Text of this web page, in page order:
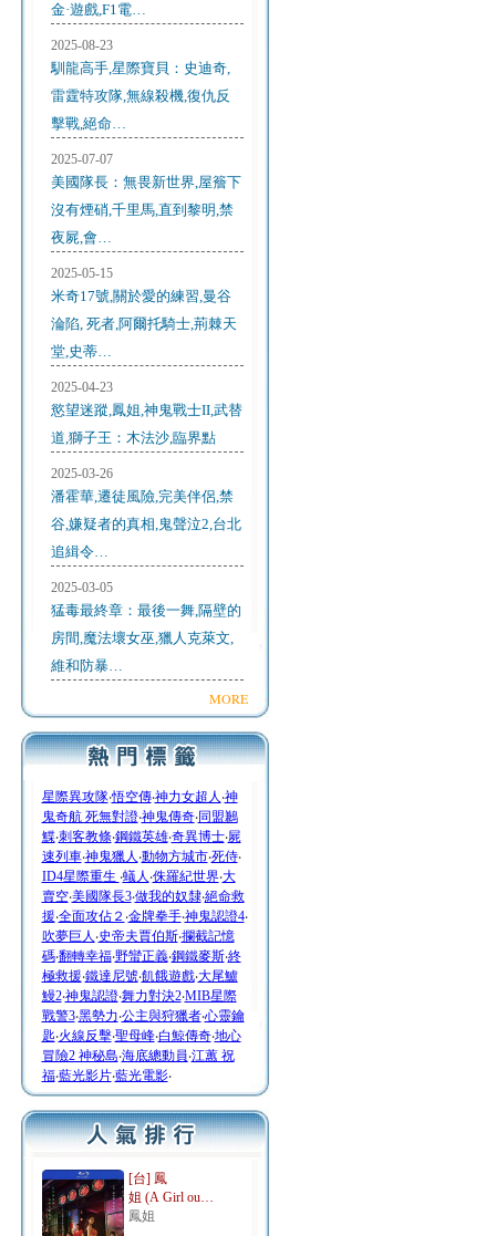
金·遊戲,F1電…
2025-08-23
馴龍高手,星際寶貝：史迪奇,
雷霆特攻隊,無線殺機,復仇反
擊戰,絕命…
2025-07-07
美國隊長：無畏新世界,屋簷下
沒有煙硝,千里馬,直到黎明,禁
夜屍,會…
2025-05-15
米奇17號,關於愛的練習,曼谷
淪陷, 死者,阿爾托騎士,荊棘天
堂,史蒂…
2025-04-23
慾望迷蹤,鳳姐,神鬼戰士II,武替
道,獅子王：木法沙,臨界點
2025-03-26
潘霍華,遷徒風險,完美伴侶,禁
谷,嫌疑者的真相,鬼聲泣2,台北
追緝令…
2025-03-05
猛毒最終章：最後一舞,隔壁的
房間,魔法壞女巫,獵人克萊文,
維和防暴…
MORE
星際異攻隊‧悟空傳‧神力女超人 ‧神
鬼奇航 死無對證‧神鬼傳奇‧同盟鶼
鰈‧刺客教條‧鋼鐵英雄‧奇異博士‧屍
速列車‧神鬼獵人 ‧動物方城市‧死侍‧
ID4星際重生 ‧蟻人 ‧侏羅紀世界‧大
賣空‧美國隊長3‧做我的奴隸‧絕命救
援‧全面攻佔２ ‧金牌拳手‧神鬼認證4‧
吹夢巨人 ‧史帝夫賈伯斯‧攔截記憶
碼‧翻轉幸福‧野蠻正義‧鋼鐵麥斯‧終
極救援‧鐵達尼號‧飢餓遊戲‧大尾鱸
鰻2‧神鬼認證‧舞力對決2‧MIB星際
戰警3‧黑勢力‧公主與狩獵者‧心靈鑰
匙‧火線反擊‧聖母峰‧白鯨傳奇‧地心
冒險2 神秘島‧海底總動員‧江蕙 祝
福‧藍光影片‧藍光電影‧
[台] 鳳
姐 (A Girl ou…
鳳姐